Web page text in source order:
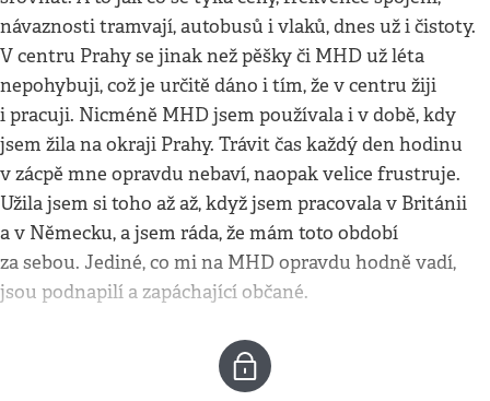
návaznosti tramvají, autobusů i vlaků, dnes už i čistoty.
V centru Prahy se jinak než pěšky či MHD už léta
nepohybuji, což je určitě dáno i tím, že v centru žiji
i pracuji. Nicméně MHD jsem používala i v době, kdy
jsem žila na okraji Prahy. Trávit čas každý den hodinu
v zácpě mne opravdu nebaví, naopak velice frustruje.
Užila jsem si toho až až, když jsem pracovala v Británii
a v Německu, a jsem ráda, že mám toto období
za sebou. Jediné, co mi na MHD opravdu hodně vadí,
jsou podnapilí a zapáchající občané.